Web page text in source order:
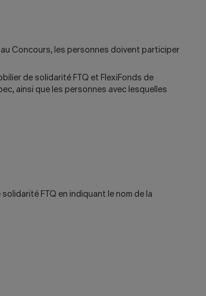
Concours, les personnes doivent participer
de solidarité FTQ et FlexiFonds de
ainsi que les personnes avec lesquelles
FTQ en indiquant le nom de la